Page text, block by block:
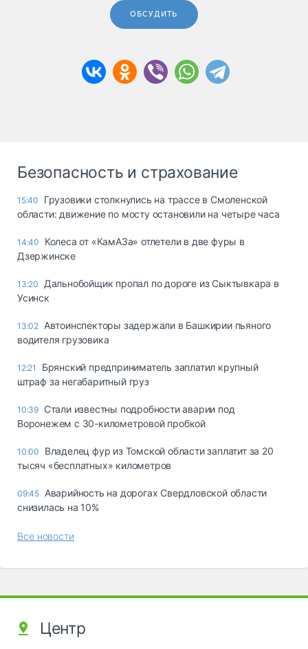
ОБСУДИТЬ
Безопасность и страхование
15:40
Грузовики столкнулись на трассе в Смоленской
области: движение по мосту остановили на четыре часа
14:40
Колеса от «КамАЗа» отлетели в две фуры в
Дзержинске
13:20
Дальнобойщик пропал по дороге из Сыктывкара в
Усинск
13:02 Автоинспекторы задержали в Башкирии пьяного
водителя грузовика
12:21
Брянский предприниматель заплатил крупный
штраф за негабаритный груз
10:39 Стали известны подробности аварии под
Воронежем с 30-километровой пробкой
10:00
Владелец фур из Томской области заплатит за 20
тысяч «бесплатных» километров
09:45 Аварийность на дорогах Свердловской области
снизилась на 10%
Все новости
Центр